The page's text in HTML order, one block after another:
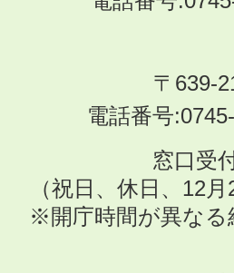
〒639-
電話番号
窓口受
（祝日、休日、12
※開庁時間が異なる